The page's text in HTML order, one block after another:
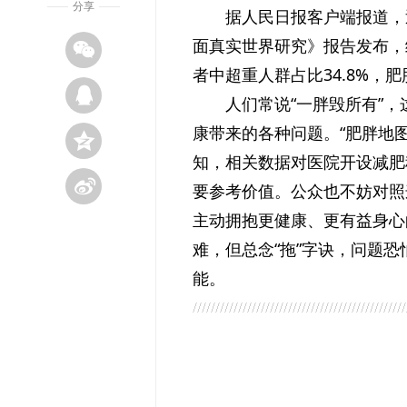
分享
据人民日报客户端报道
面真实世界研究》报告发布
者中超重人群占比34.8%，
人们常说“一胖毁所有”
康带来的各种问题。“肥胖地
知，相关数据对医院开设减
要参考价值。公众也不妨对
主动拥抱更健康、更有益身
难，但总念“拖”字诀，问题
能。